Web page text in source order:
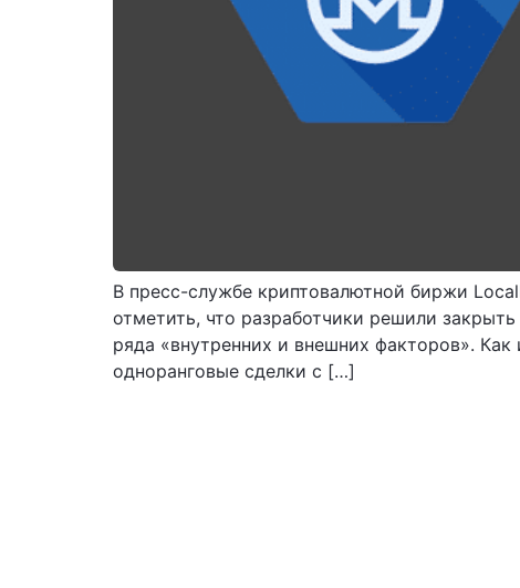
В пресс-службе криптовалютной биржи
отметить, что разработчики решили
ряда «внутренних и внешних факторов».
одноранговые сделки с […]